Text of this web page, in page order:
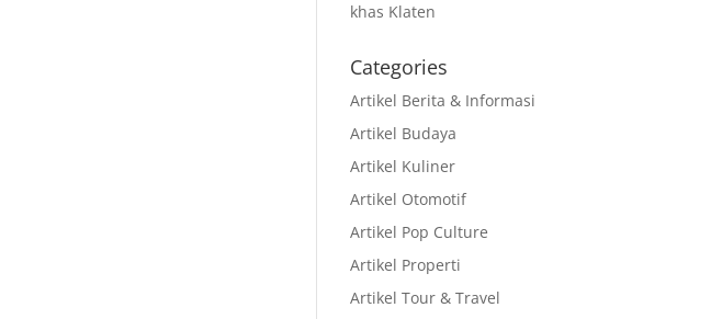
khas Klaten
Categories
Artikel Berita & Informasi
Artikel Budaya
Artikel Kuliner
Artikel Otomotif
Artikel Pop Culture
Artikel Properti
Artikel Tour & Travel